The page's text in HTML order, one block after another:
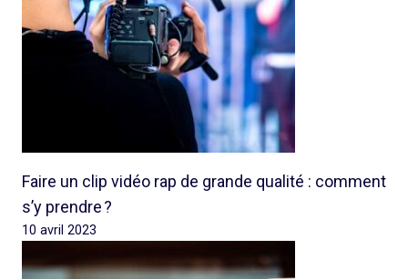
Faire un clip vidéo rap de grande qualité : comment
s’y prendre ?
10 avril 2023